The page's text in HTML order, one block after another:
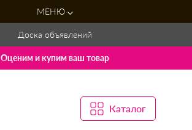
МЕНЮ
Доска объявлений
Оценим и купим ваш товар
Каталог